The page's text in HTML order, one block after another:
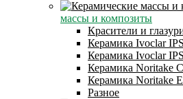
массы и композиты
Красители и
Керамика Ivoclar
Керамика Ivoclar
Керамика Noritake
Керамика Noritake
Разное